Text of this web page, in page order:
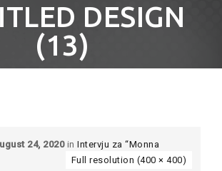
DESIGN
(13)
24, 2020in Intervju za “Monna
Full resolution (400 × 400)